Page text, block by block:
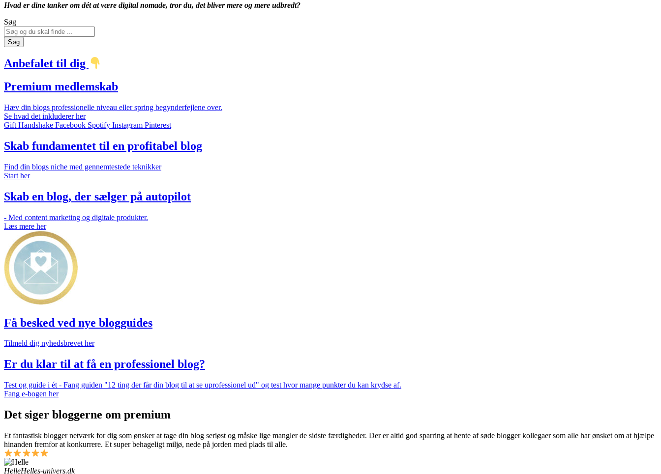
Hvad er dine tanker om dét at være digital nomade, tror du, det bliver mere og mere udbredt?
Søg
Søg
Anbefalet til dig
Premium medlemskab
Hæv din blogs professionelle niveau eller spring begynderfejlene over.
Se hvad det inkluderer her
Gift Handshake Facebook Spotify Instagram Pinterest
Skab fundamentet til en profitabel blog
Find din blogs niche med gennemtestede teknikker
Start her
Skab en blog, der sælger på autopilot
- Med content marketing og digitale produkter.
Læs mere her
Få besked ved nye blogguides
Tilmeld dig nyhedsbrevet her
Er du klar til at få en professionel blog?
Test og guide i ét - Fang guiden "12 ting der får din blog til at se uprofessionel ud" og test hvor mange punkter du kan krydse af.
Fang e-bogen her
Det siger bloggerne om premium
Et fantastisk blogger netværk for dig som ønsker at tage din blog seriøst og måske lige mangler de sidste færdigheder. Der er altid god sparring at hente af søde blogger kollegaer som alle har ønsket om at hjælpe
hinanden fremfor at konkurrere. Et super behageligt miljø, nede på jorden med plads til alle.
HelleHelles-univers.dk